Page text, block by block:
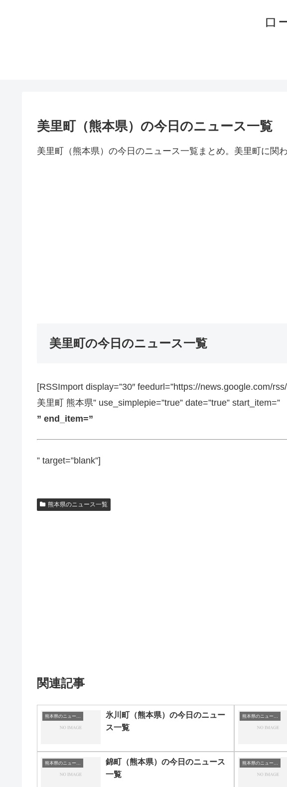
ロ
美里町（熊本県）の今日のニュース一覧
美里町（熊本県）の今日のニュース一覧まとめ。美里町に関
美里町の今日のニュース一覧
[RSSImport display=”30″ feedurl=”https://news.google.com/
美里町 熊本県” use_simplepie=”true” date=”true” start_item=”
” end_item=”
” target=”blank”]
熊本県のニュース一覧
関連記事
熊本県のニュース一覧
氷川町（熊本県）の今日のニュー
ス一覧
熊本県のニュース一覧
熊本県のニュース一覧
錦町（熊本県）の今日のニュース
一覧
熊本県のニュース一覧